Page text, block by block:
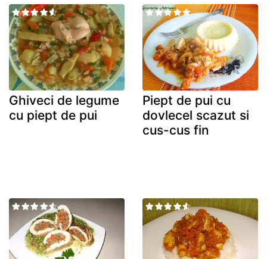
Ghiveci de legume
cu piept de pui
Piept de pui cu
dovlecel scazut si
cus-cus fin